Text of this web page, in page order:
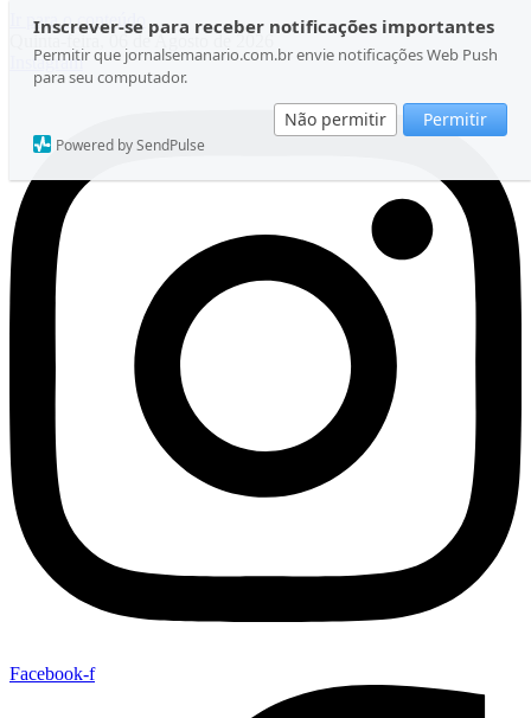
Inscrever-se para receber notificações importantes
Permitir que jornalsemanario.com.br envie notificações Web Push
para seu computador.
Não permitir Permitir
Powered by SendPulse
Ir para o conteúdo
Quinta-feira, 06 de Agosto de 2026
Instagram
Facebook-f